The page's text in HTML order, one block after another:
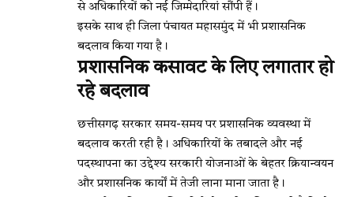
से अधिकारियों को नई जिम्मेदारियां सौंपी हैं।
इसके साथ ही जिला पंचायत महासमुंद में भी प्रशासनिक
बदलाव किया गया है।
प्रशासनिक कसावट के लिए लगातार हो
रहे बदलाव
छत्तीसगढ़ सरकार समय-समय पर प्रशासनिक व्यवस्था में
बदलाव करती रही है। अधिकारियों के तबादले और नई
पदस्थापना का उद्देश्य सरकारी योजनाओं के बेहतर क्रियान्वयन
और प्रशासनिक कार्यों में तेजी लाना माना जाता है।